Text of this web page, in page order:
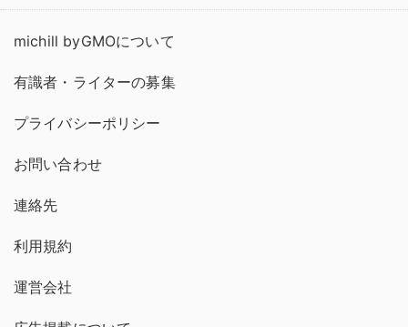
michill byGMOについて
有識者・ライターの募集
プライバシーポリシー
お問い合わせ
連絡先
利用規約
運営会社